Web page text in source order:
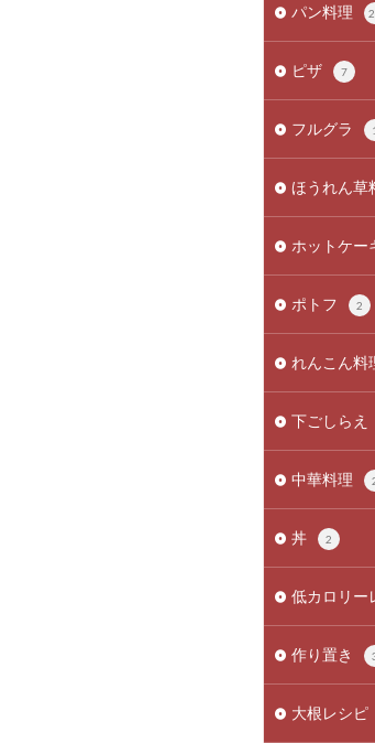
パン料理
ピザ 7
フルグラ 1
ほうれん草
ホットケー
ポトフ 2
れんこん料
下ごしらえ
中華料理
丼 2
低カロリー
作り置き
大根レシピ